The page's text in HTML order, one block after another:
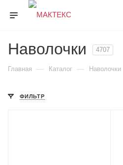
Наволочки 4707
Главная — Каталог — Наволочки
ФИЛЬТР